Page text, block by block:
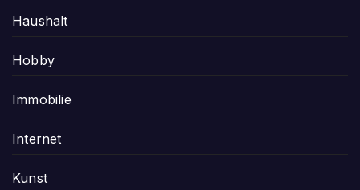
Haushalt
Hobby
Immobilie
Internet
Kunst